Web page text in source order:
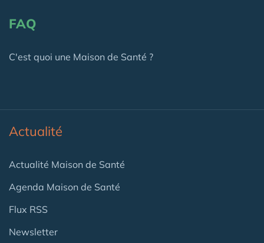
FAQ
C'est quoi une Maison de Santé ?
Actualité
Actualité Maison de Santé
Agenda Maison de Santé
Flux RSS
Newsletter